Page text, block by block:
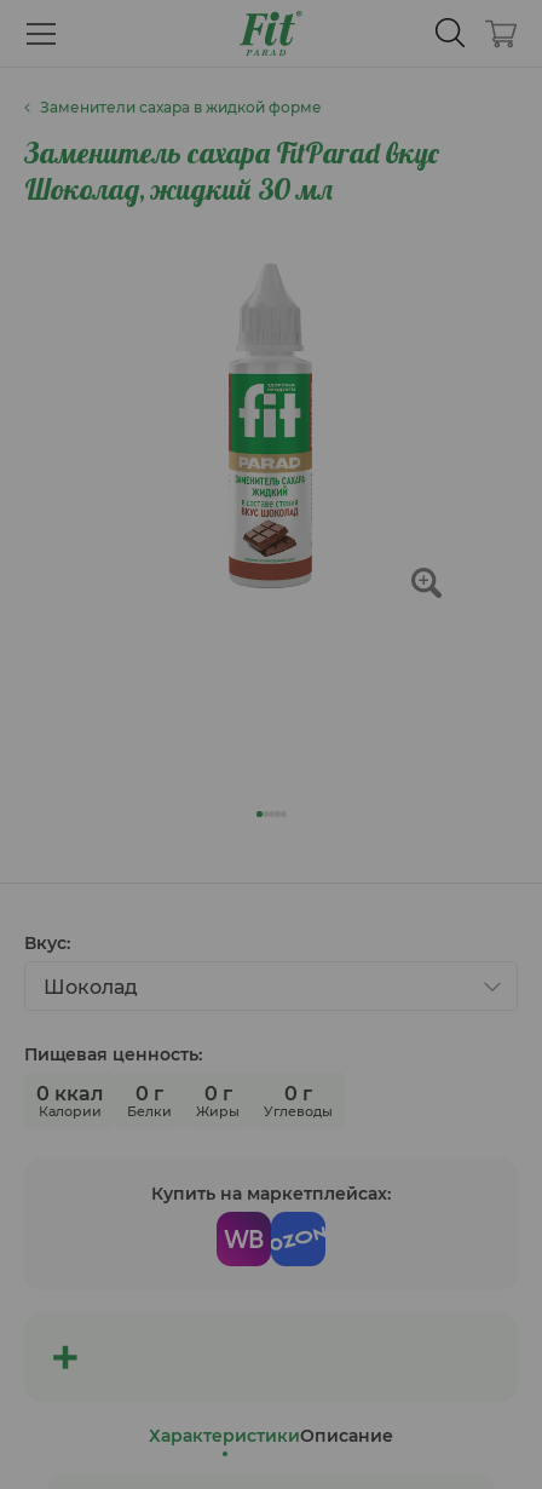
Заменители сахара в жидкой форме
Заменитель сахара FitParad вкус
Шоколад, жидкий 30 мл
Вкус:
Шоколад
Пищевая ценность:
0 ккал
Калории
0 г
Белки
0 г
Жиры
0 г
Углеводы
Купить на маркетплейсах:
ХарактеристикиОписание